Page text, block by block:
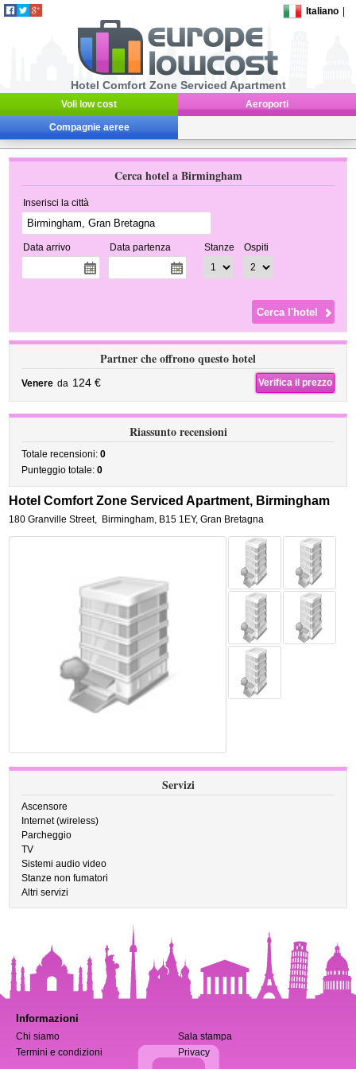
Italiano
Hotel Comfort Zone Serviced Apartment
Voli low cost Aeroporti
Compagnie aeree
Cerca hotel a Birmingham
Inserisci la città
Data arrivo Data partenza Stanze Ospiti
Partner che offrono questo hotel
Venere da 124 € Verifica il prezzo
Riassunto recensioni
Totale recensioni:0
Punteggio totale:0
Hotel Comfort Zone Serviced Apartment, Birmingham
180 Granville Street, Birmingham, B15 1EY, Gran Bretagna
Servizi
Ascensore
Internet (wireless)
Parcheggio
TV
Sistemi audio video
Stanze non fumatori
Altri servizi
Informazioni
Chi siamo
Sala stampa
Termini e condizioni
Privacy